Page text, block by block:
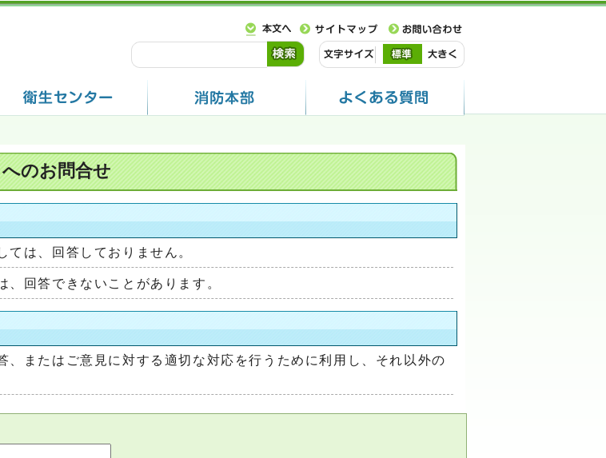
のお問合せ
は、回答しておりません。
回答できないことがあります。
またはご意見に対する適切な対応を行うために利用し、それ以外の